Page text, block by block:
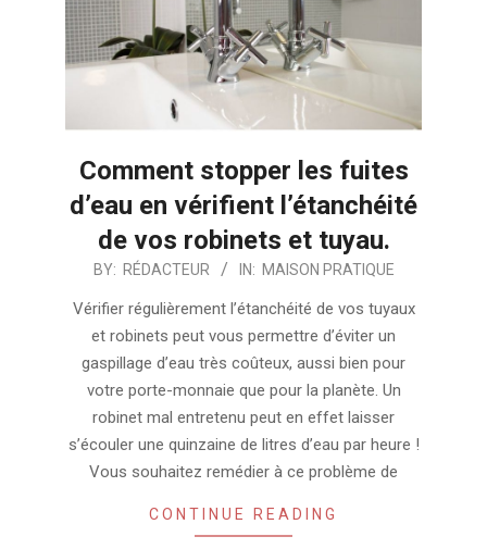
Comment stopper les fuites
d’eau en vérifient l’étanchéité
de vos robinets et tuyau.
2024-BY: RÉDACTEUR IN: MAISON PRATIQUE
Vérifier régulièrement l’étanchéité de vos tuyaux
et robinets peut vous permettre d’éviter un
gaspillage d’eau très coûteux, aussi bien pour
votre porte-monnaie que pour la planète. Un
robinet mal entretenu peut en effet laisser
s’écouler une quinzaine de litres d’eau par heure !
Vous souhaitez remédier à ce problème de
CONTINUE READING